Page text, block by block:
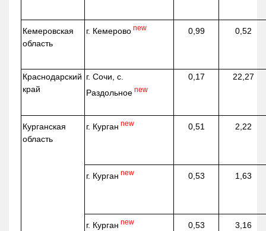
Кемеровская
область
г. Кемерово new 0,99 0,52
Краснодарский
край
г. Сочи, с.
Раздольное new
0,17 22,27
Курганская
область
г. Курган new 0,51 2,22
г. Курган new 0,53 1,63
г. Курган new 0,53 3,16